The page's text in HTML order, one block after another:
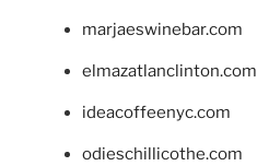
marjaeswinebar.com
elmazatlanclinton.com
ideacoffeenyc.com
odieschillicothe.com